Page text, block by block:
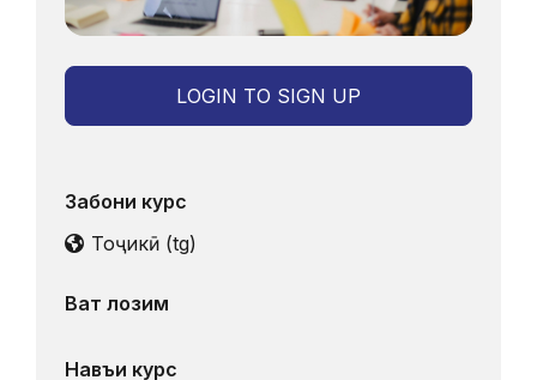
LOGIN TO SIGN UP
Забони курс
Тоҷикӣ ‎(tg)‎
Вақт лозим
Навъи курс